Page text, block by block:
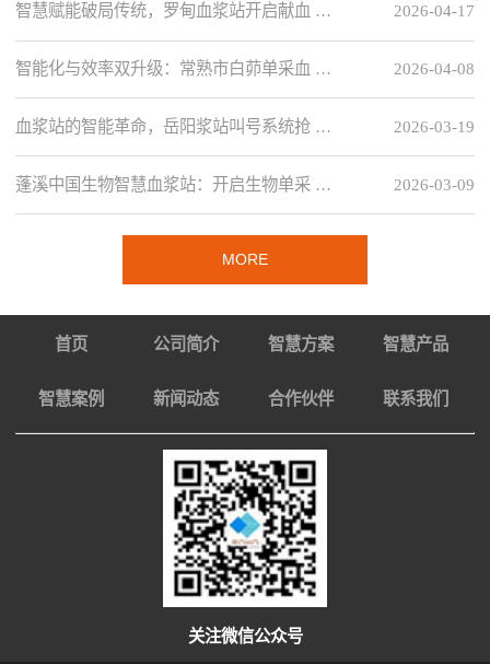
2026-04-17
智慧赋能破局传统，罗甸血浆站开启献血 …
2026-04-08
智能化与效率双升级：常熟市白茆单采血 …
2026-03-19
血浆站的智能革命，岳阳浆站叫号系统抢 …
2026-03-09
蓬溪中国生物智慧血浆站：开启生物单采 …
MORE
首页 公司简介 智慧方案 智慧产品
智慧案例 新闻动态 合作伙伴 联系我们
关注微信公众号